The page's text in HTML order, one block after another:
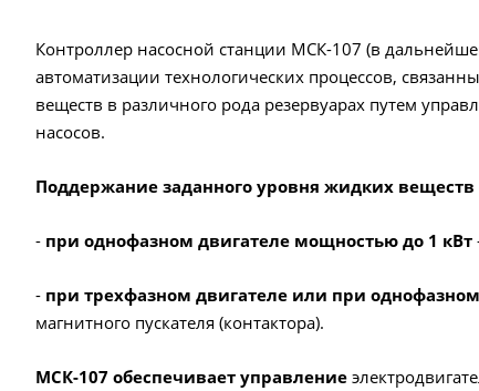
Контроллер насосной станции МСК-107 (в
автоматизации технологических процессов,
веществ в различного рода резервуарах путем
насосов.
Поддержание заданного уровня жидких
- при однофазном двигателе мощностью до 1 кВт
- при трехфазном двигателе или при
магнитного пускателя (контактора).
МСК-107 обеспечивает управление